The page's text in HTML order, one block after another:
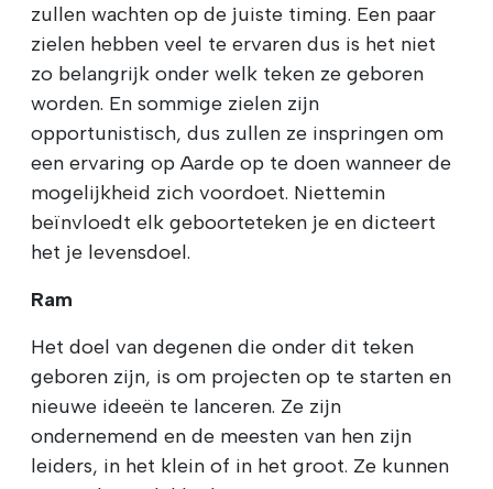
zullen wachten op de juiste timing. Een paar
zielen hebben veel te ervaren dus is het niet
zo belangrijk onder welk teken ze geboren
worden. En sommige zielen zijn
opportunistisch, dus zullen ze inspringen om
een ervaring op Aarde op te doen wanneer de
mogelijkheid zich voordoet. Niettemin
beïnvloedt elk geboorteteken je en dicteert
het je levensdoel.
Ram
Het doel van degenen die onder dit teken
geboren zijn, is om projecten op te starten en
nieuwe ideeën te lanceren. Ze zijn
ondernemend en de meesten van hen zijn
leiders, in het klein of in het groot. Ze kunnen